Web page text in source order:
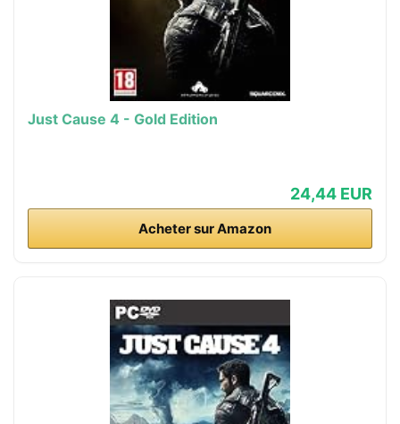
Just Cause 4 - Gold Edition
24,44 EUR
Acheter sur Amazon